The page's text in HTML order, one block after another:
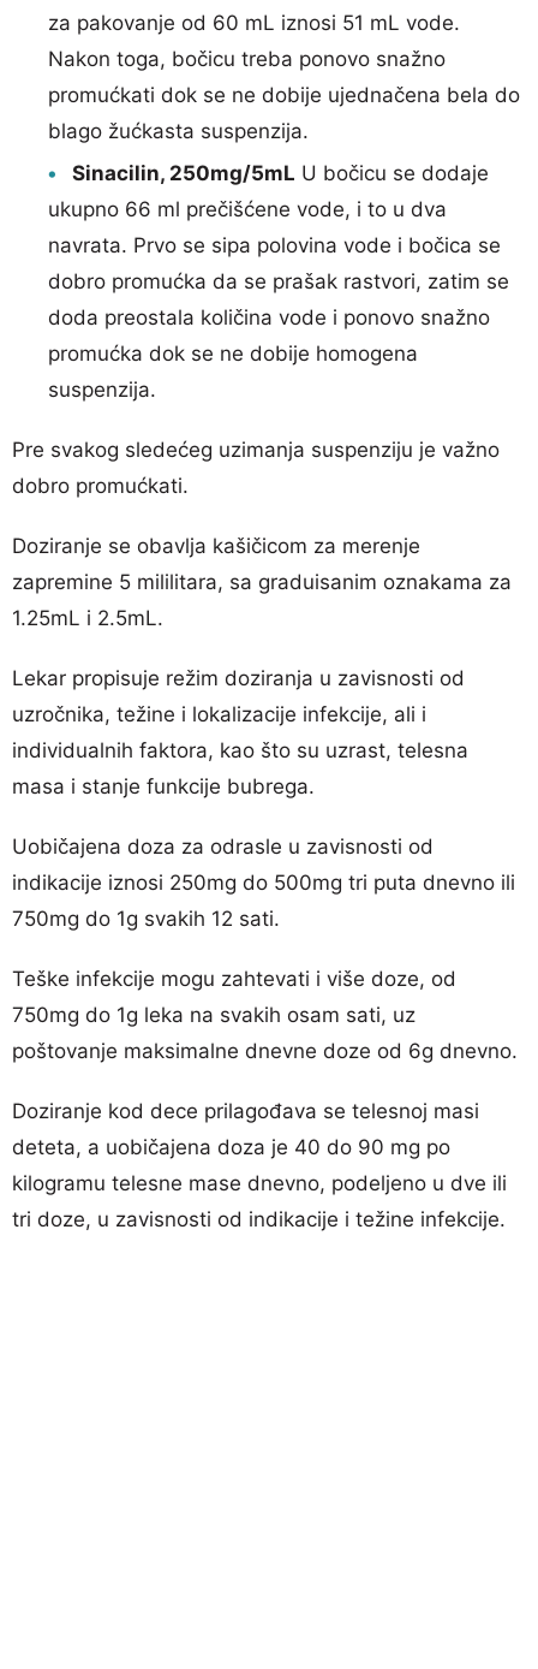
za pakovanje od 60 mL iznosi 51 mL vode.
Nakon toga, bočicu treba ponovo snažno
promućkati dok se ne dobije ujednačena bela do
blago žućkasta suspenzija.
Sinacilin, 250mg/5mL U bočicu se dodaje
ukupno 66 ml prečišćene vode, i to u dva
navrata. Prvo se sipa polovina vode i bočica se
dobro promućka da se prašak rastvori, zatim se
doda preostala količina vode i ponovo snažno
promućka dok se ne dobije homogena
suspenzija.
Pre svakog sledećeg uzimanja suspenziju je važno
dobro promućkati.
Doziranje se obavlja kašičicom za merenje
zapremine 5 mililitara, sa graduisanim oznakama za
1.25mL i 2.5mL.
Lekar propisuje režim doziranja u zavisnosti od
uzročnika, težine i lokalizacije infekcije, ali i
individualnih faktora, kao što su uzrast, telesna
masa i stanje funkcije bubrega.
Uobičajena doza za odrasle u zavisnosti od
indikacije iznosi 250mg do 500mg tri puta dnevno ili
750mg do 1g svakih 12 sati.
Teške infekcije mogu zahtevati i više doze, od
750mg do 1g leka na svakih osam sati, uz
poštovanje maksimalne dnevne doze od 6g dnevno.
Doziranje kod dece prilagođava se telesnoj masi
deteta, a uobičajena doza je 40 do 90 mg po
kilogramu telesne mase dnevno, podeljeno u dve ili
tri doze, u zavisnosti od indikacije i težine infekcije.